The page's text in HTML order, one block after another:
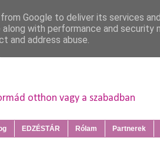
otthon vagy a szabadban
EDZÉSTÁR Rólam Partnerek
Google to deliver its services
along with performance and
and address abuse.